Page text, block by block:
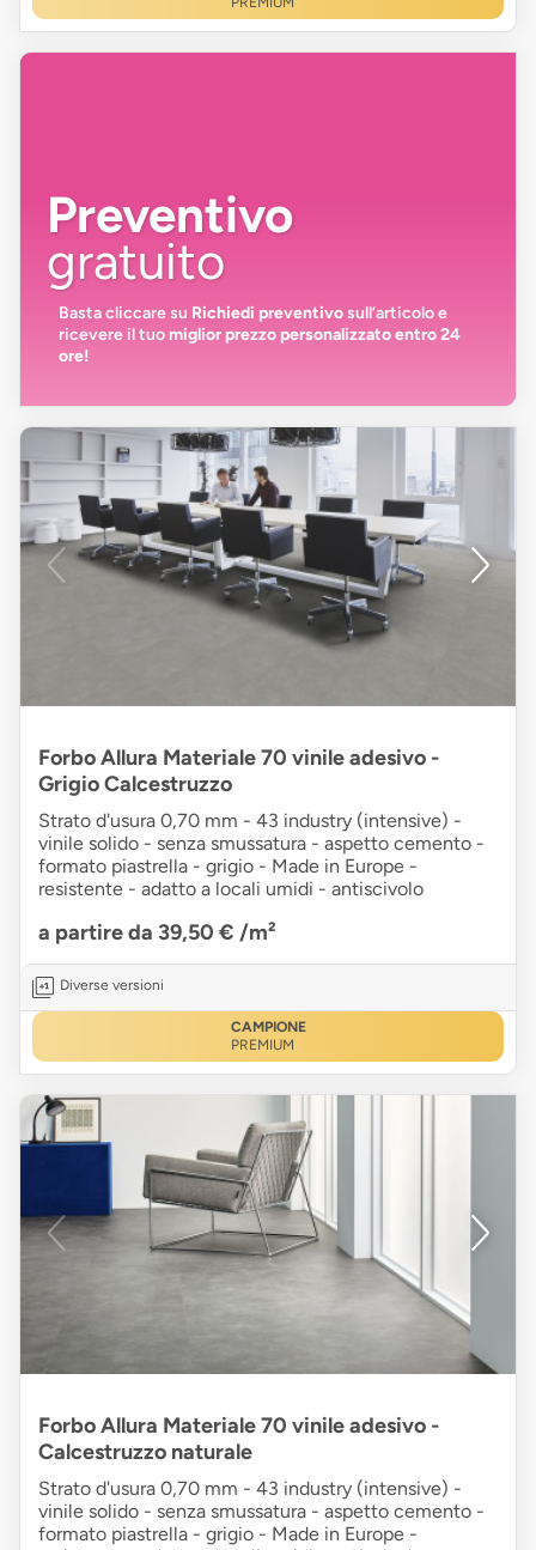
Preventivo
gratuito
Basta cliccare su Richiedi preventivosull’articolo e
ricevere il tuomiglior prezzo personalizzato entro 24
ore!
Forbo Allura Materiale 70 vinile adesivo -
Grigio Calcestruzzo
Strato d'usura 0,70 mm - 43 industry (intensive) -
vinile solido - senza smussatura - aspetto cemento -
formato piastrella - grigio - Made in Europe -
resistente - adatto a locali umidi - antiscivolo
a partire da 39,50 € /m²
Diverse versioni
CAMPIONE
PREMIUM
Forbo Allura Materiale 70 vinile adesivo -
Calcestruzzo naturale
Strato d'usura 0,70 mm - 43 industry (intensive) -
vinile solido - senza smussatura - aspetto cemento -
formato piastrella - grigio - Made in Europe -